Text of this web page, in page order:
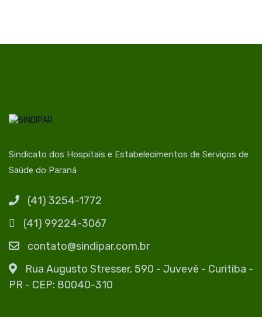
Sindicato dos Hospitais e Estabelecimentos de Serviços de
Saúde do Paraná
(41) 3254-1772
(41) 99224-3067
contato@sindipar.com.br
Rua Augusto Stresser, 590 - Juvevê - Curitiba -
PR - CEP: 80040-310